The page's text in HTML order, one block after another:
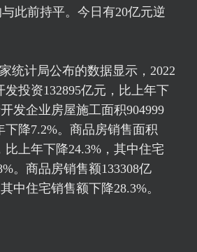
此前持平。今日有20亿元逆
统计局公布的数据显示，2022
投资132895亿元，比上年下
发企业房屋施工面积904999
降7.2%。商品房销售面积
比上年下降24.3%，其中住宅
。商品房销售额133308亿
中住宅销售额下降28.3%。
读：